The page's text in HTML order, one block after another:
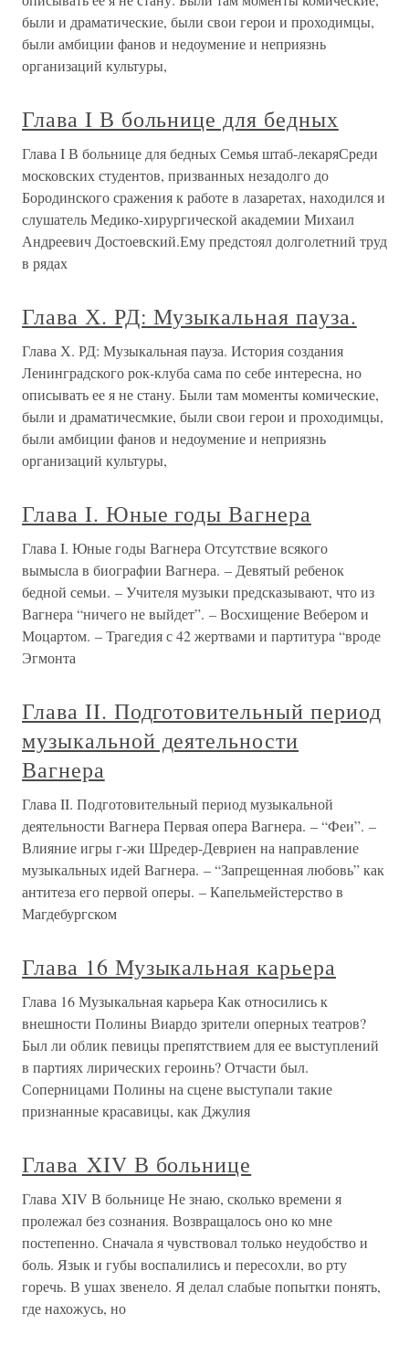
были и драматические, были свои герои и проходимцы,
были амбиции фанов и недоумение и неприязнь
организаций культуры,
Глава I В больнице для бедных
Глава I В больнице для бедных Семья штаб-лекаряСреди
московских студентов, призванных незадолго до
Бородинского сражения к работе в лазаретах, находился и
слушатель Медико-хирургической академии Михаил
Андреевич Достоевский.Ему предстоял долголетний труд
в рядах
Глава Х. РД: Музыкальная пауза.
Глава Х. РД: Музыкальная пауза. История создания
Ленинградского рок-клуба сама по себе интересна, но
описывать ее я не стану. Были там моменты комические,
были и драматичесмкие, были свои герои и проходимцы,
были амбиции фанов и недоумение и неприязнь
организаций культуры,
Глава I. Юные годы Вагнера
Глава I. Юные годы Вагнера Отсутствие всякого
вымысла в биографии Вагнера. – Девятый ребенок
бедной семьи. – Учителя музыки предсказывают, что из
Вагнера “ничего не выйдет”. – Восхищение Вебером и
Моцартом. – Трагедия с 42 жертвами и партитура “вроде
Эгмонта
Глава II. Подготовительный период
музыкальной деятельности
Вагнера
Глава II. Подготовительный период музыкальной
деятельности Вагнера Первая опера Вагнера. – “Феи”. –
Влияние игры г-жи Шредер-Девриен на направление
музыкальных идей Вагнера. – “Запрещенная любовь” как
антитеза его первой оперы. – Капельмейстерство в
Магдебургском
Глава 16 Музыкальная карьера
Глава 16 Музыкальная карьера Как относились к
внешности Полины Виардо зрители оперных театров?
Был ли облик певицы препятствием для ее выступлений
в партиях лирических героинь? Отчасти был.
Соперницами Полины на сцене выступали такие
признанные красавицы, как Джулия
Глава XIV В больнице
Глава XIV В больнице Не знаю, сколько времени я
пролежал без сознания. Возвращалось оно ко мне
постепенно. Сначала я чувствовал только неудобство и
боль. Язык и губы воспалились и пересохли, во рту
горечь. В ушах звенело. Я делал слабые попытки понять,
где нахожусь, но